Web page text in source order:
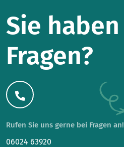
Sie
Fragen?
Rufen Sie uns gerne bei Fragen an!
06024 63920